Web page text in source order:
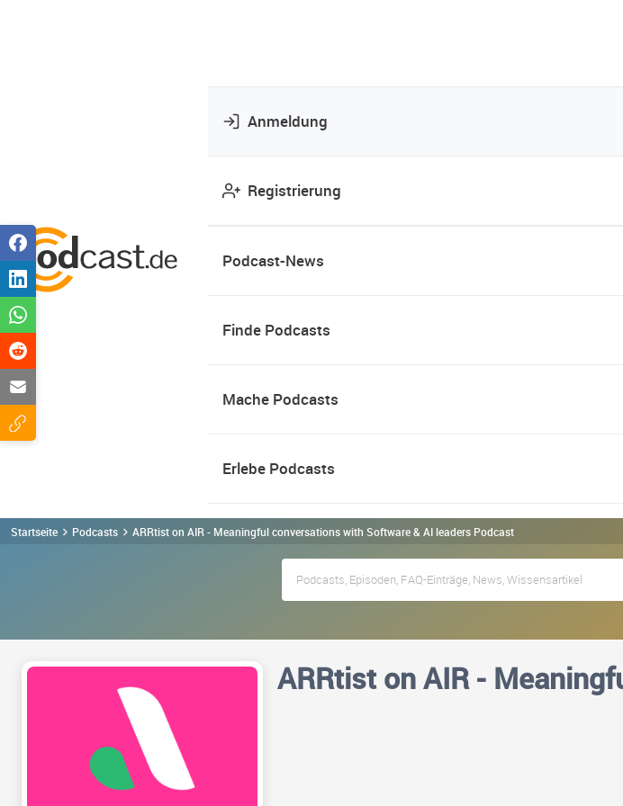
Anmeldung
Registrierung
Podcast-News
Finde Podcasts
Mache Podcasts
Erlebe Podcasts
Startseite Podcasts ARRtist on AIR - Meaningful conversations with Software & AI leaders Podcast
ARRtist on AIR -